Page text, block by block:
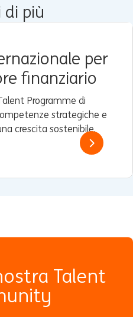
di più
per
finanziario
Programme di
strategiche e
crescita sostenibile.
Talent